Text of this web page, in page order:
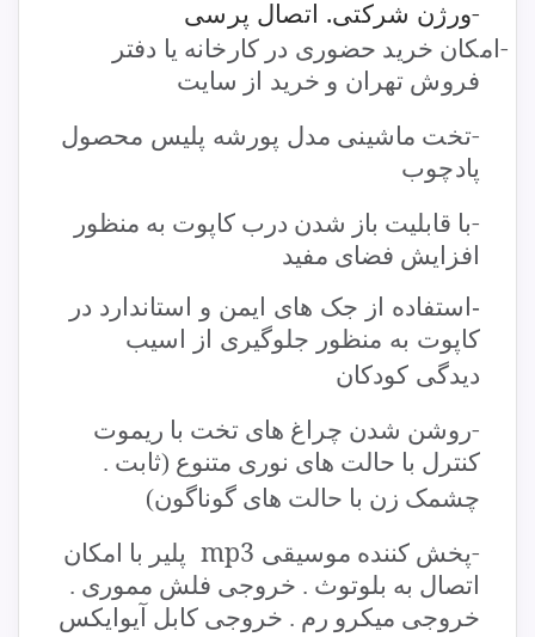
-ورژن شرکتی. اتصال پرسی
- امکان خرید حضوری در کارخانه یا دفتر
فروش تهران و خرید از سایت
-تخت ماشینی مدل پورشه پلیس محصول
پادچوب
-با قابلیت باز شدن درب کاپوت به منظور
افزایش فضای مفید
-استفاده از جک های ایمن و استاندارد در
کاپوت به منظور جلوگیری از اسیب
دیدگی کودکان
-روشن شدن چراغ های تخت با ریموت
کنترل با حالت های نوری متنوع (ثابت .
چشمک زن با حالت های گوناگون)
-پخش کننده موسیقی
پلیر با امکان
اتصال به بلوتوث . خروجی فلش مموری .
خروجی میکرو رم . خروجی کابل آیوایکس